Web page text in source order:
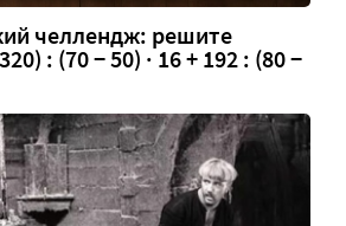
челлендж: решите
: (70 − 50) · 16 + 192 : (80 −